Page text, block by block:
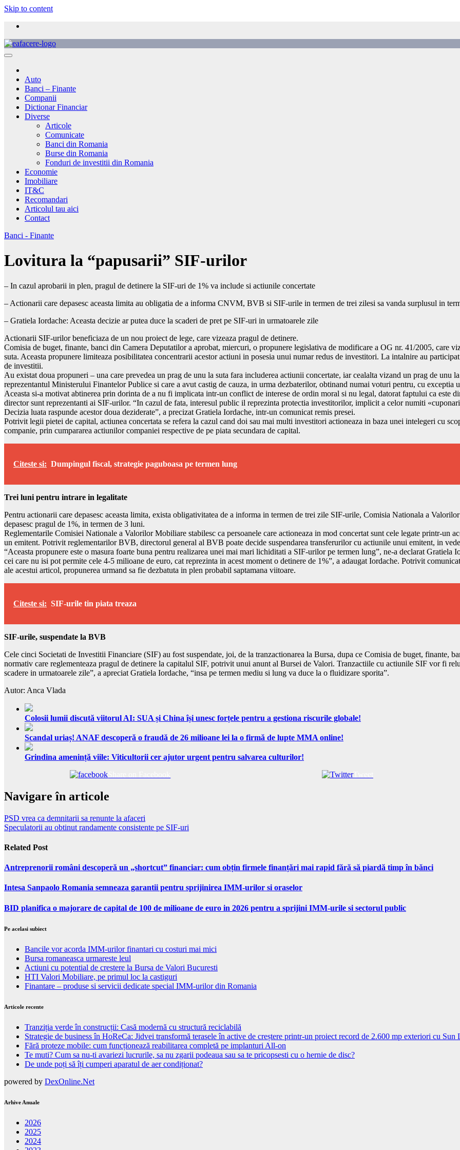
Skip to content
Auto
Banci – Finante
Companii
Dictionar Financiar
Diverse
Articole
Comunicate
Banci din Romania
Burse din Romania
Fonduri de investitii din Romania
Economie
Imobiliare
IT&C
Recomandari
Articolul tau aici
Contact
Banci - Finante
Lovitura la “papusarii” SIF-urilor
– In cazul aprobarii in plen, pragul de detinere la SIF-uri de 1% va include si actiunile concertate
– Actionarii care depasesc aceasta limita au obligatia de a informa CNVM, BVB si SIF-urile in termen de trei zilesi sa vanda surplusul in
– Gratiela Iordache: Aceasta decizie ar putea duce la scaderi de pret pe SIF-uri in urmatoarele zile
Actionarii SIF-urilor beneficiaza de un nou proiect de lege, care vizeaza pragul de detinere.
Comisia de buget, finante, banci din Camera Deputatilor a aprobat, miercuri, o propunere legislativa de modificare a OG nr. 41/2005, care
suta. Aceasta propunere limiteaza posibilitatea concentrarii acestor actiuni in posesia unui numar redus de investitori. La intalnire au
de investitii.
Au existat doua propuneri – una care prevedea un prag de unu la suta fara includerea actiunii concertate, iar cealalta vizand un prag de unu
reprezentantul Ministerului Finantelor Publice si care a avut castig de cauza, in urma dezbaterilor, obtinand numai voturi pentru, cu
Aceasta si-a motivat abtinerea prin dorinta de a nu fi implicata intr-un conflict de interese de ordin moral si nu legal, datorat faptului ca
director sunt reprezentanti ai SIF-urilor. “In cazul de fata, interesul public il reprezinta protectia investitorilor, implicit a celor numiti
Decizia luata raspunde acestor doua deziderate”, a precizat Gratiela Iordache, intr-un comunicat remis presei.
Potrivit legii pietei de capital, actiunea concertata se refera la cazul cand doi sau mai multi investitori actioneaza in baza unei intelegeri cu
companie, prin cumpararea actiunilor companiei respective de pe piata secundara de capital.
Citeste si: Dumpingul fiscal, strategie paguboasa pe termen lung
Trei luni pentru intrare in legalitate
Pentru actionarii care depasesc aceasta limita, exista obligativitatea de a informa in termen de trei zile SIF-urile, Comisia Nationala a
depasesc pragul de 1%, in termen de 3 luni.
Reglementarile Comisiei Nationale a Valorilor Mobiliare stabilesc ca persoanele care actioneaza in mod concertat sunt cele legate printr-un
un emitent. Potrivit reglementarilor BVB, directorul general al BVB poate decide suspendarea transferurilor cu actiunile unui emitent, in
“Aceasta propunere este o masura foarte buna pentru realizarea unei mai mari lichiditati a SIF-urilor pe termen lung”, ne-a declarat Gratiela
cei care nu isi pot permite cele 4-5 milioane de euro, cat reprezinta in acest moment o detinere de 1%”, a adaugat Iordache. Potrivit
ale acestui articol, propunerea urmand sa fie dezbatuta in plen probabil saptamana viitoare.
Citeste si: SIF-urile tin piata treaza
SIF-urile, suspendate la BVB
Cele cinci Societati de Investitii Financiare (SIF) au fost suspendate, joi, de la tranzactionarea la Bursa, dupa ce Comisia de buget, finante,
normativ care reglementeaza pragul de detinere la capitalul SIF, potrivit unui anunt al Bursei de Valori. Tranzactiile cu actiunile SIF vor fi
scadere in urmatoarele zile”, a apreciat Gratiela Iordache, “insa pe termen mediu si lung va duce la o fluidizare sporita”.
Autor: Anca Vlada
Colosii lumii discută viitorul AI: SUA și China își unesc forțele pentru a gestiona riscurile globale!
Scandal uriaș! ANAF descoperă o fraudă de 26 milioane lei la o firmă de lupte MMA online!
Grindina amenință viile: Viticultorii cer ajutor urgent pentru salvarea culturilor!
Tweet
Navigare în articole
PSD vrea ca demnitarii sa renunte la afaceri
Speculatorii au obtinut randamente consistente pe SIF-uri
Related Post
Antreprenorii români descoperă un „shortcut” financiar: cum obțin firmele finanțări mai rapid fără să piardă timp în bănci
Intesa Sanpaolo Romania semneaza garantii pentru sprijinirea IMM-urilor si oraselor
BID planifica o majorare de capital de 100 de milioane de euro in 2026 pentru a sprijini IMM-urile si sectorul public
Pe acelasi subiect
Bancile vor acorda IMM-urilor finantari cu costuri mai mici
Bursa romaneasca urmareste leul
Actiuni cu potential de crestere la Bursa de Valori Bucuresti
HTI Valori Mobiliare, pe primul loc la castiguri
Finantare – produse si servicii dedicate special IMM-urilor din Romania
Articole recente
Tranziția verde în construcții: Casă modernă cu structură reciclabilă
Strategie de business în HoReCa: Jidvei transformă terasele în active de creștere printr-un proiect record de 2.600 mp exteriori cu Sun
Fără proteze mobile: cum funcționează reabilitarea completă pe implanturi All-on
Te muti? Cum sa nu-ti avariezi lucrurile, sa nu zgarii podeaua sau sa te pricopsesti cu o hernie de disc?
De unde poți să îți cumperi aparatul de aer condiționat?
powered by DexOnline.Net
Arhive Anuale
2026
2025
2024